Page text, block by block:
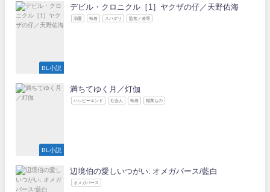
BL小説
デビル・クロニクル［1］ヤクザの仔／天野佑海
溺愛 執着 スパダリ 監禁／凌辱
BL小説
満ちてゆく月／灯伽
ハッピーエンド 社会人 執着 職業もの
辺境伯の愛しいつがい: オメガバース/藍白
オメガバース